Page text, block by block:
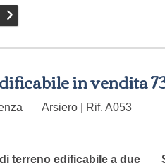
in vendita
Arsiero | Rif. A053
terreno edificabile a due